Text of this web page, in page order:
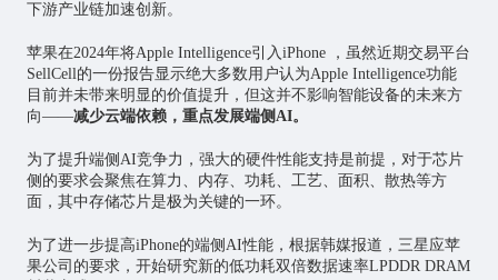
下游产业链加速创新。
苹果在2024年将Apple Intelligence引入iPhone ，虽然近期交易平台
SellCell的一份报告显示绝大多数用户认为Apple Intelligence功能
目前并未带来明显的价值提升，但这并不影响智能设备的未来方
向——减少云端依赖，重点发展端侧AI。
为了提升端侧AI竞争力，强大的硬件性能支持是前提，对于芯片
侧的要求会聚焦在算力、内存、功耗、工艺、面积、散热等方
面，其中存储芯片是极为关键的一环。
为了进一步提高iPhone的端侧AI性能，根据韩媒报道，三星应苹
果公司的要求，开始研究新的低功耗双倍数据速率LPDDR DRAM